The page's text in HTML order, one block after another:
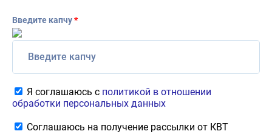
Введите капчу*
Я соглашаюсь с политикой в отношении
обработки персональных данных
Соглашаюсь на получение рассылки от КВТ